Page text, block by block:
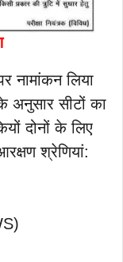
नामांकन लिया
अनुसार सीटों का
दोनों के लिए
श्रेणियां: